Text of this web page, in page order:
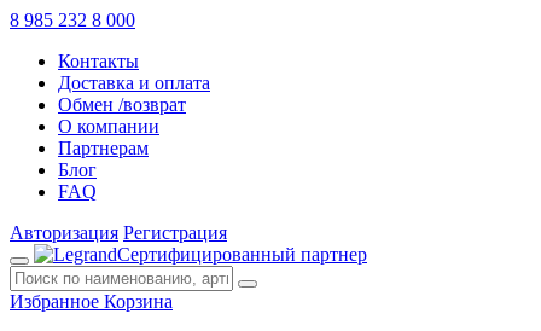
8 985 232 8 000
Контакты
Доставка и оплата
Обмен /возврат
О компании
Партнерам
Блог
FAQ
Авторизация Регистрация
Сертифицированный партнер
Избранное Корзина